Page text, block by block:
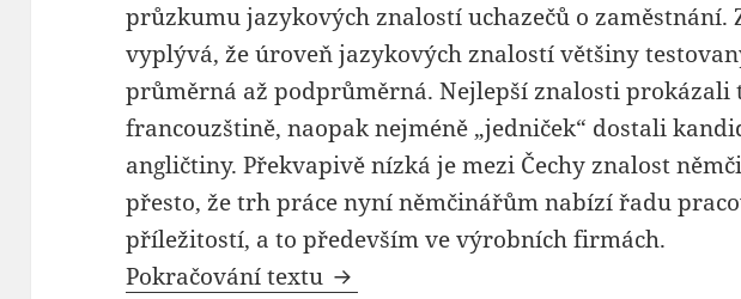
průzkumu jazykových znalostí uchazečů o zaměstnání.
vyplývá, že úroveň jazykových znalostí většiny
průměrná až podprůměrná. Nejlepší znalosti prokázali
francouzštině, naopak nejméně „jedniček“ dostali
angličtiny. Překvapivě nízká je mezi Čechy znalost
přesto, že trh práce nyní němčinářům nabízí řadu
příležitostí, a to především ve výrobních firmách.
Pokračování textu Uchazeči o práci podceňují význam